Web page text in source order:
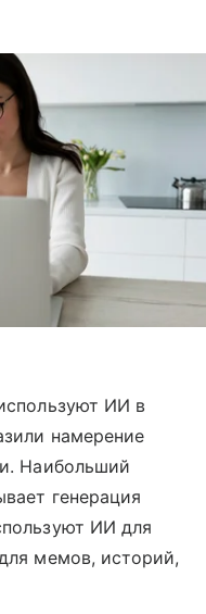
ИИ в
намерение
Наибольший
генерация
ИИ для
мемов, историй,